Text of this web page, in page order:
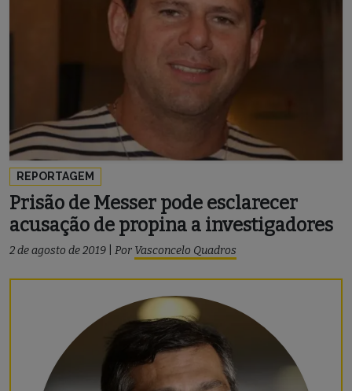
REPORTAGEM
Prisão de Messer pode esclarecer
acusação de propina a investigadores
2 de agosto de 2019 Por Vasconcelo Quadros